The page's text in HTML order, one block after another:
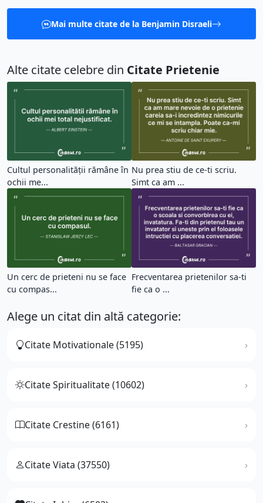
Mai multe citate de la Benjamin Disraeli
Alte citate celebre din Citate Prietenie
Cultul personalității rămâne în
ochii me...
Nu prea stiu de ce-ti scriu.
Simt ca am ...
Un cerc de prieteni nu se face
cu compas...
Frecventarea prietenilor sa-ti
fie ca o ...
Alege un citat din altă categorie:
Citate Motivationale (5195)
Citate Spiritualitate (10602)
Citate Crestine (6161)
Citate Viata (37550)